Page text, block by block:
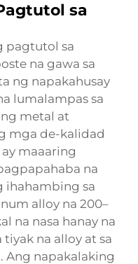
sa
pagtutol sa
na gawa sa
ng napakahusay
lumalampas sa
metal at
mga de-kalidad
maaaring
na
ihahambing sa
alloy na 200–
na nasa hanay na
tiyak na alloy at sa
Ang napakalaking